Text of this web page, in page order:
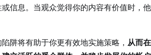
信息。当观众觉得你的内容有价值时，
阱将有助于你更有效地实施策略， 从而